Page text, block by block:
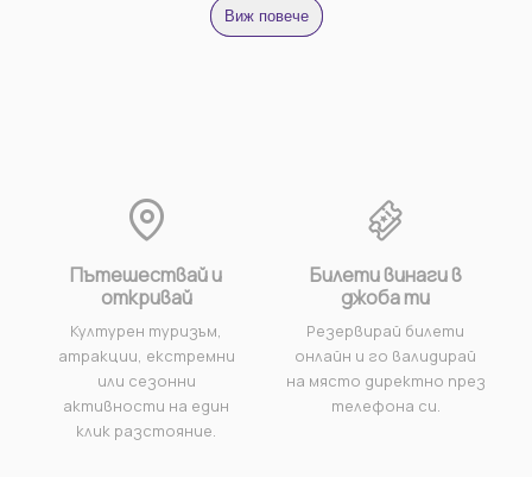
Виж повече
Пътешествай и
откривай
Културен туризъм,
атракции, екстремни
или сезонни
активности на един
клик разстояние.
Билети винаги в
джоба ти
Резервирай билети
онлайн и го валидирай
на място директно през
телефона си.